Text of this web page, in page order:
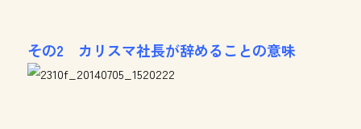
その2 カリスマ社長が辞めることの意味